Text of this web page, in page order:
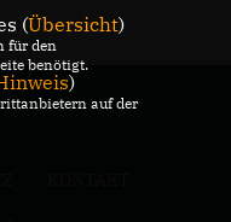
(Übersicht)
für den
benötigt.
)
auf der